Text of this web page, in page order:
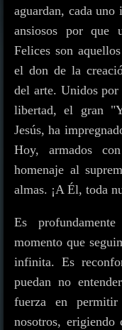
aguardan, cada
ansiosos por que
Felices son
el don de la
del arte. Unidos por
libertad, el gran
Jesús, ha
Hoy, armados
homenaje al
almas. ¡A Él, toda
Es
momento que
infinita. Es
puedan no
fuerza en
nosotros,